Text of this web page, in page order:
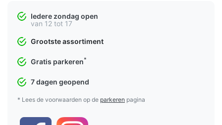
Iedere zondag open
van 12 tot 17
Grootste assortiment
Gratis parkeren*
7 dagen geopend
* Lees de voorwaarden op de parkeren pagina